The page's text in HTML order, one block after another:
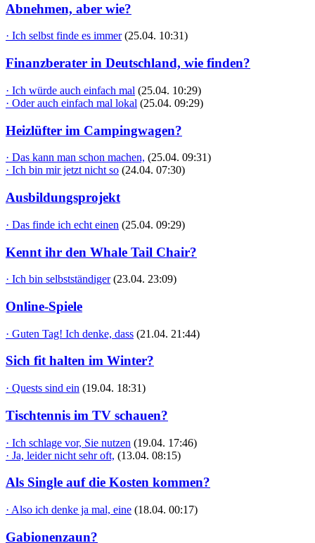
Abnehmen, aber wie?
· Ich selbst finde es immer (25.04. 10:31)
Finanzberater in Deutschland, wie finden?
· Ich würde auch einfach mal (25.04. 10:29)
· Oder auch einfach mal lokal (25.04. 09:29)
Heizlüfter im Campingwagen?
· Das kann man schon machen, (25.04. 09:31)
· Ich bin mir jetzt nicht so (24.04. 07:30)
Ausbildungsprojekt
· Das finde ich echt einen (25.04. 09:29)
Kennt ihr den Whale Tail Chair?
· Ich bin selbstständiger (23.04. 23:09)
Online-Spiele
· Guten Tag! Ich denke, dass (21.04. 21:44)
Sich fit halten im Winter?
· Quests sind ein (19.04. 18:31)
Tischtennis im TV schauen?
· Ich schlage vor, Sie nutzen (19.04. 17:46)
· Ja, leider nicht sehr oft, (13.04. 08:15)
Als Single auf die Kosten kommen?
· Also ich denke ja mal, eine (18.04. 00:17)
Gabionenzaun?